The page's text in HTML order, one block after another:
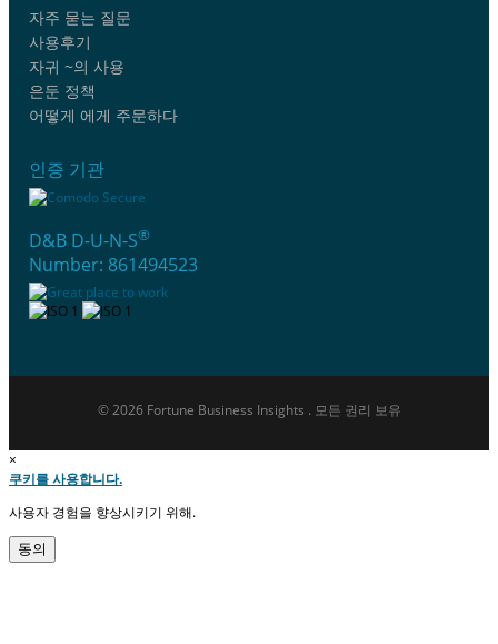
자주 묻는 질문
사용후기
자귀 ~의 사용
은둔 정책
어떻게 에게 주문하다
인증 기관
D&B D-U-N-S®
Number: 861494523
© 2026 Fortune Business Insights . 모든 권리 보유
×
쿠키를 사용합니다.
사용자 경험을 향상시키기 위해.
동의